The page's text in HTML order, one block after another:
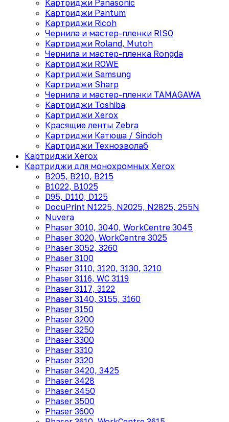
Картриджи Panasonic
Картриджи Pantum
Картриджи Ricoh
Чернила и мастер-пленки RISO
Картриджи Roland, Mutoh
Чернила и мастер-пленка Rongda
Картриджи ROWE
Картриджи Samsung
Картриджи Sharp
Чернила и мастер-пленки TAMAGAWA
Картриджи Toshiba
Картриджи Xerox
Красящие ленты Zebra
Картриджи Катюша / Sindoh
Картриджи Техноэволаб
Картриджи Xerox
Картриджи для монохромных Xerox
B205, B210, B215
B1022, B1025
D95, D110, D125
DocuPrint N1225, N2025, N2825, 255N
Nuvera
Phaser 3010, 3040, WorkCentre 3045
Phaser 3020, WorkCentre 3025
Phaser 3052, 3260
Phaser 3100
Phaser 3110, 3120, 3130, 3210
Phaser 3116, WC 3119
Phaser 3117, 3122
Phaser 3140, 3155, 3160
Phaser 3150
Phaser 3200
Phaser 3250
Phaser 3300
Phaser 3310
Phaser 3320
Phaser 3420, 3425
Phaser 3428
Phaser 3450
Phaser 3500
Phaser 3600